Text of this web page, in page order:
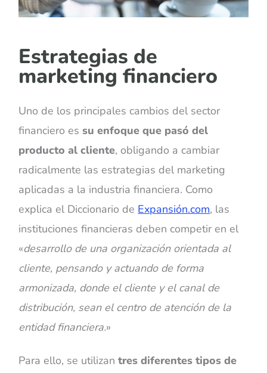
Estrategias de
marketing financiero
Uno de los principales cambios del sector
financiero essu enfoque que pasó del
producto al cliente, obligando a cambiar
radicalmente las estrategias del marketing
aplicadas a la industria financiera. Como
explica el Diccionario de Expansión.com, las
instituciones financieras deben competir en el
«desarrollo de una organización orientada al
cliente, pensando y actuando de forma
armonizada, donde el cliente y el canal de
distribución, sean el centro de atención de la
entidad financiera.»
Para ello, se utilizan tres diferentes tipos de